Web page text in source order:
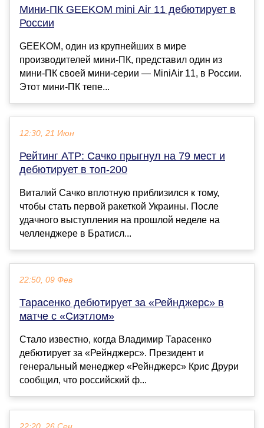
Мини-ПК GEEKOM mini Air 11 дебютирует в
России
GEEKOM, один из крупнейших в мире
производителей мини-ПК, представил один из
мини-ПК своей мини-серии — MiniAir 11, в России.
Этот мини-ПК тепе...
12:30, 21 Июн
Рейтинг ATP: Сачко прыгнул на 79 мест и
дебютирует в топ-200
Виталий Сачко вплотную приблизился к тому,
чтобы стать первой ракеткой Украины. После
удачного выступления на прошлой неделе на
челленджере в Братисл...
22:50, 09 Фев
Тарасенко дебютирует за «Рейнджерс» в
матче с «Сиэтлом»
Стало известно, когда Владимир Тарасенко
дебютирует за «Рейнджерс». Президент и
генеральный менеджер «Рейнджерс» Крис Друри
сообщил, что российский ф...